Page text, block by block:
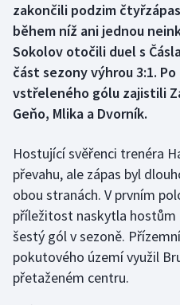
Florbal
Futsal
Golf
Házená
Jezdectví
Judo
zakončili podzim
během níž ani jednou
Sokolov otočili duel s
část sezony výhrou 3:1.
vstřeleného gólu zajistili
Geňo, Mlika a Dvorník.
Hostující svěřenci trenéra
převahu, ale zápas byl
obou stranách. V prvním
příležitost naskytla hostům
šestý gól v sezoně.
pokutového území využil
přetaženém centru.